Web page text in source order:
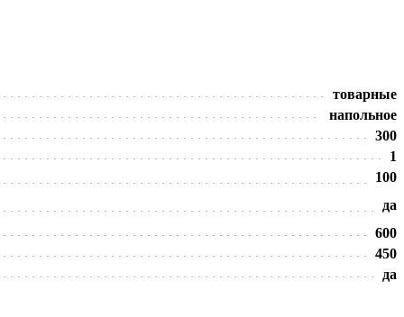
товарные
напольное
300
1
100
да
600
450
да